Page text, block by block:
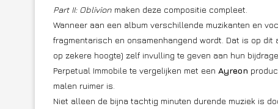
Part II: Oblivion maken deze compositie compleet.
Wanneer aan een album verschillende muzikanten en
fragmentarisch en onsamenhangend wordt. Dat is op
op zekere hoogte) zelf invulling te geven aan hun
Perpetual Immobile te vergelijken met een Ayreon
malen ruimer is.
Niet alleen de bijna tachtig minuten durende muziek is